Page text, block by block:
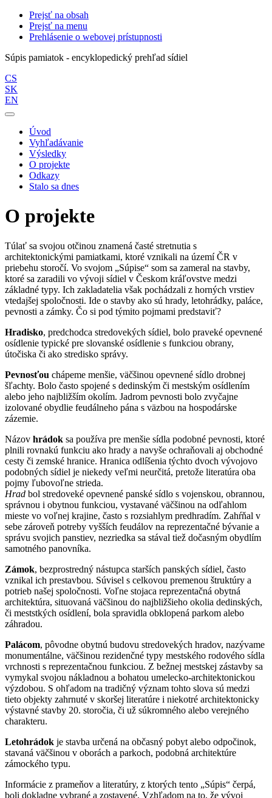
Prejsť na obsah
Prejsť na menu
Prehlásenie o webovej prístupnosti
Súpis pamiatok - encyklopedický prehľad sídiel
CS
SK
EN
Úvod
Vyhľadávanie
Výsledky
O projekte
Odkazy
Stalo sa dnes
O projekte
Túlať sa svojou otčinou znamená časté stretnutia s
architektonickými pamiatkami, ktoré vznikali na území ČR v
priebehu storočí. Vo svojom „Súpise“ som sa zameral na stavby,
ktoré sa zaradili vo vývoji sídiel v Českom kráľovstve medzi
základné typy. Ich zakladatelia však pochádzali z horných vrstiev
vtedajšej spoločnosti. Ide o stavby ako sú hrady, letohrádky, paláce,
pevnosti a zámky. Čo si pod týmito pojmami predstaviť?
Hradisko, predchodca stredovekých sídiel, bolo praveké opevnené
osídlenie typické pre slovanské osídlenie s funkciou obrany,
útočiska či ako stredisko správy.
Pevnosťou chápeme menšie, väčšinou opevnené sídlo drobnej
šľachty. Bolo často spojené s dedinským či mestským osídlením
alebo jeho najbližším okolím. Jadrom pevnosti bolo zvyčajne
izolované obydlie feudálneho pána s väzbou na hospodárske
zázemie.
Názov hrádok sa používa pre menšie sídla podobné pevnosti, ktoré
plnili rovnakú funkciu ako hrady a navyše ochraňovali aj obchodné
cesty či zemské hranice. Hranica odlíšenia týchto dvoch vývojovo
podobných sídiel je niekedy veľmi neurčitá, pretože literatúra oba
pojmy ľubovoľne strieda.
Hrad bol stredoveké opevnené panské sídlo s vojenskou, obrannou,
správnou i obytnou funkciou, vystavané väčšinou na odľahlom
mieste vo voľnej krajine, často s rozsiahlym predhradím. Zahŕňal v
sebe zároveň potreby vyšších feudálov na reprezentačné bývanie a
správu svojich panstiev, nezriedka sa stával tiež dočasným obydlím
samotného panovníka.
Zámok, bezprostredný nástupca starších panských sídiel, často
vznikal ich prestavbou. Súvisel s celkovou premenou štruktúry a
potrieb našej spoločnosti. Voľne stojaca reprezentačná obytná
architektúra, situovaná väčšinou do najbližšieho okolia dedinských,
či meststkých osídlení, bola spravidla obklopená parkom alebo
záhradou.
Palácom, pôvodne obytnú budovu stredovekých hradov, nazývame
monumentálne, väčšinou rezidenčné typy mestského rodového sídla
vrchnosti s reprezentačnou funkciou. Z bežnej mestskej zástavby sa
vymykal svojou nákladnou a bohatou umelecko-architektonickou
výzdobou. S ohľadom na tradičný význam tohto slova sú medzi
tieto objekty zahrnuté v skoršej literatúre i niekotré architektonicky
výstavné stavby 20. storočia, či už súkromného alebo verejného
charakteru.
Letohrádok je stavba určená na občasný pobyt alebo odpočinok,
stavaná väčšinou v oborách a parkoch, podobná architektúre
zámockého typu.
Informácie z prameňov a literatúry, z ktorých tento „Súpis“ čerpá,
boli dokladne vybrané a zostavené. Vzhľadom na to, že vývoj